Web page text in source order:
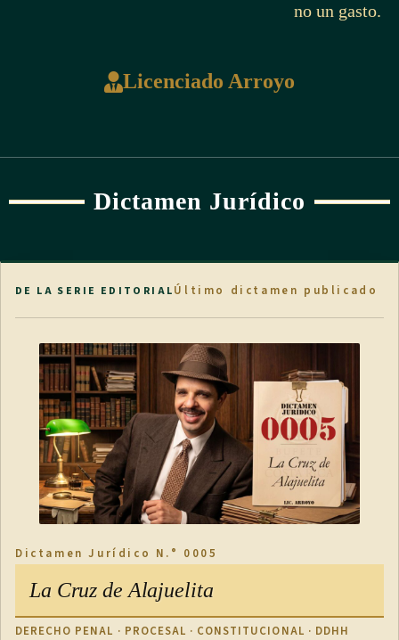
no un gasto.
Licenciado Arroyo
Dictamen Jurídico
DE LA SERIE EDITORIALÚltimo dictamen publicado
Dictamen Jurídico N.° 0005
La Cruz de Alajuelita
DERECHO PENAL · PROCESAL · CONSTITUCIONAL · DDHH